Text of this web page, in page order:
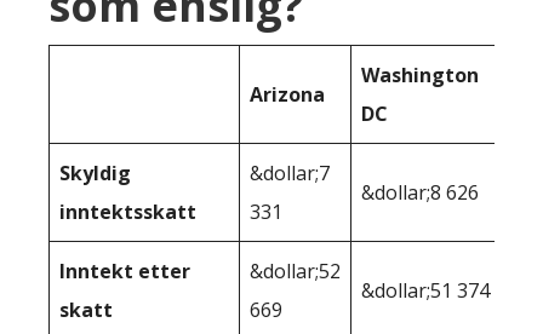
Arizona
Washington
DC
Skyldig
inntektsskatt
&dollar;7
331
&dollar;8 626
Inntekt etter
skatt
&dollar;52
669
&dollar;51 374